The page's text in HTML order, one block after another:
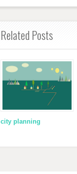
Related Posts
city planning